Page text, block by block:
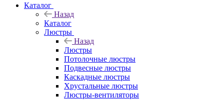
Каталог
Назад
Каталог
Люстры
Назад
Люстры
Потолочные люстры
Подвесные люстры
Каскадные люстры
Хрустальные люстры
Люстры-вентиляторы